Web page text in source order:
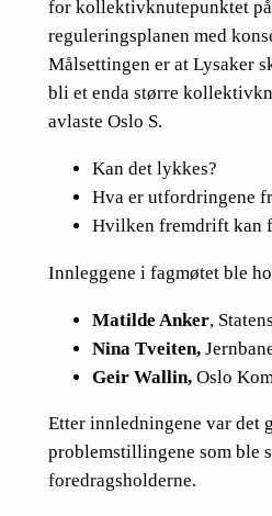
for kollektivknutepunktet
reguleringsplanen med
Målsettingen er at Lysaker
bli et enda større
avlaste Oslo S.
Kan det lykkes?
Hva er utfordringene
Hvilken fremdrift kan
Innleggene i fagmøtet ble
Matilde Anker,
Nina Tveiten,
Geir Wallin,Oslo
Etter innledningene var det
problemstillingene som ble
foredragsholderne.